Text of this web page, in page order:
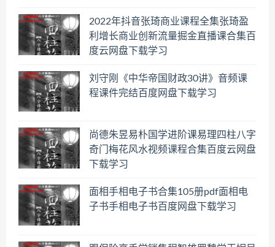
2022年抖音张琦商业课程全集张琦盈
利增长商业创新流量掘金直播课合集百
度云网盘下载学习
刘守刚《中华帝国财政30讲》音频课
程课件完结百度网盘下载学习
尚德朱昱易朴国学进阶课易理四柱八字
奇门梅花风水视频课程合集百度云网盘
下载学习
面相手相电子书合集105册pdf面相电
子书手相电子书百度网盘下载学习